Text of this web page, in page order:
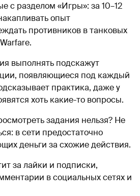
с разделом «Игры»: за 10–12
опыт
противников в танковых
выполнять подскажут
появляющиеся под каждый
практика, даже у
хоть какие-то вопросы.
задания нельзя? Не
в сети предостаточно
деньги за схожие действия.
за лайки и подписки,
в социальных сетях и